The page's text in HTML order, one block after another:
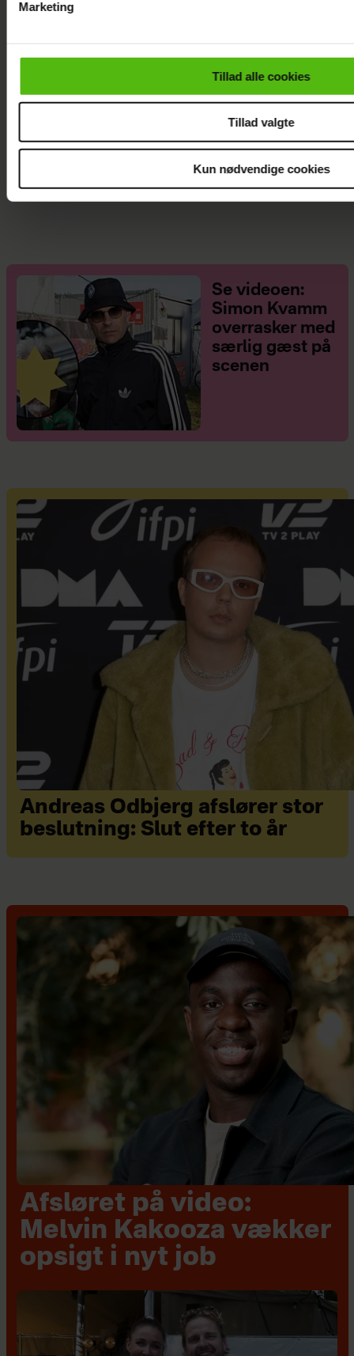
cookiepolitik.
Marketing
Tillad alle cookies
Tillad valgte
Kun nødvendige cookies
Sarah Grünewald om nyt TV 2-program: Vi
mangler respekten for de ældre
Se videoen:
Simon Kvamm
overrasker med
særlig gæst på
scenen
Andreas Odbjerg afslører stor
beslutning: Slut efter to år
Afsløret på video:
Melvin Kakooza vækker
opsigt i nyt job